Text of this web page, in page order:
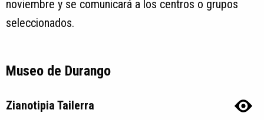
noviembre y se comunicará a los centros o grupos
seleccionados.
Museo de Durango
Zianotipia Tailerra